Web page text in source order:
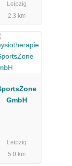
Leipzig
2.3 km
GmbH
Leipzig
5.0 km